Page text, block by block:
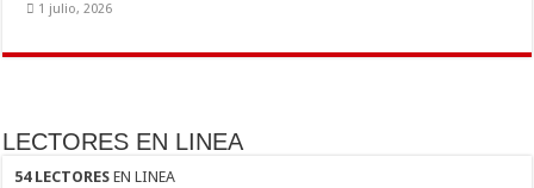
1 julio, 2026
LECTORES EN LINEA
54 LECTORES EN LINEA